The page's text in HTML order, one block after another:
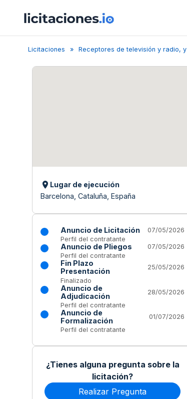
Licitaciones Receptores de televisión y radio,
Lugar de ejecución
Barcelona, Cataluña, España
Anuncio de Licitación
07/05/2026
Perfil del contratante
Anuncio de Pliegos
07/05/2026
Perfil del contratante
Fin Plazo
Presentación
25/05/2026
Finalizado
Anuncio de
Adjudicación
28/05/2026
Perfil del contratante
Anuncio de
Formalización
01/07/2026
Perfil del contratante
¿Tienes alguna pregunta sobre la
licitación?
Realizar Pregunta